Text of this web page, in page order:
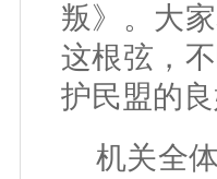
叛》。大
这根弦，
护民盟的良
机关全